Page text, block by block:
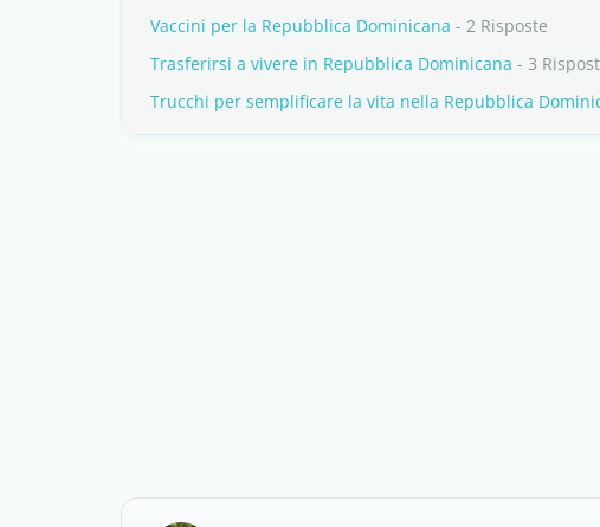
Vaccini per la Repubblica Dominicana - 2 Risposte
Trasferirsi a vivere in Repubblica Dominicana - 3
Trucchi per semplificare la vita nella Repubblica